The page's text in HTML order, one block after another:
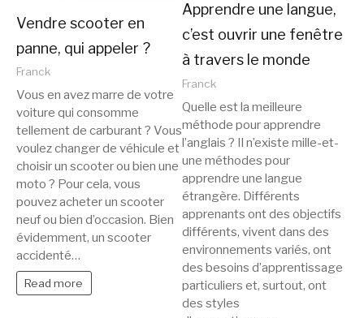
Vendre scooter en
panne, qui appeler ?
Franck
Vous en avez marre de votre
voiture qui consomme
tellement de carburant ? Vous
voulez changer de véhicule et
choisir un scooter ou bien une
moto ? Pour cela, vous
pouvez acheter un scooter
neuf ou bien d’occasion. Bien
évidemment, un scooter
accidenté…
Read more
Apprendre une langue,
c’est ouvrir une fenêtre
à travers le monde
Franck
Quelle est la meilleure
méthode pour apprendre
l’anglais ? Il n’existe mille-et-
une méthodes pour
apprendre une langue
étrangère. Différents
apprenants ont des objectifs
différents, vivent dans des
environnements variés, ont
des besoins d’apprentissage
particuliers et, surtout, ont
des styles